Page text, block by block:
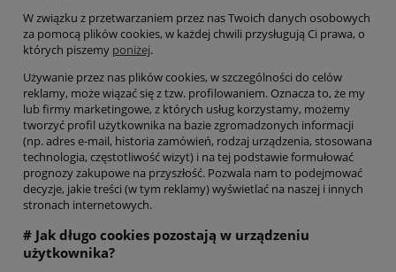
W związku z przetwarzaniem przez nas Twoich danych osobowych
za pomocą plików cookies, w każdej chwili przysługują Ci prawa, o
których piszemy poniżej.
Używanie przez nas plików cookies, w szczególności do celów
reklamy, może wiązać się z tzw. profilowaniem. Oznacza to, że my
lub firmy marketingowe, z których usług korzystamy, możemy
tworzyć profil użytkownika na bazie zgromadzonych informacji
(np. adres e-mail, historia zamówień, rodzaj urządzenia, stosowana
technologia, częstotliwość wizyt) i na tej podstawie formułować
prognozy zakupowe na przyszłość. Pozwala nam to podejmować
decyzje, jakie treści (w tym reklamy) wyświetlać na naszej i innych
stronach internetowych.
# Jak długo cookies pozostają w urządzeniu
użytkownika?